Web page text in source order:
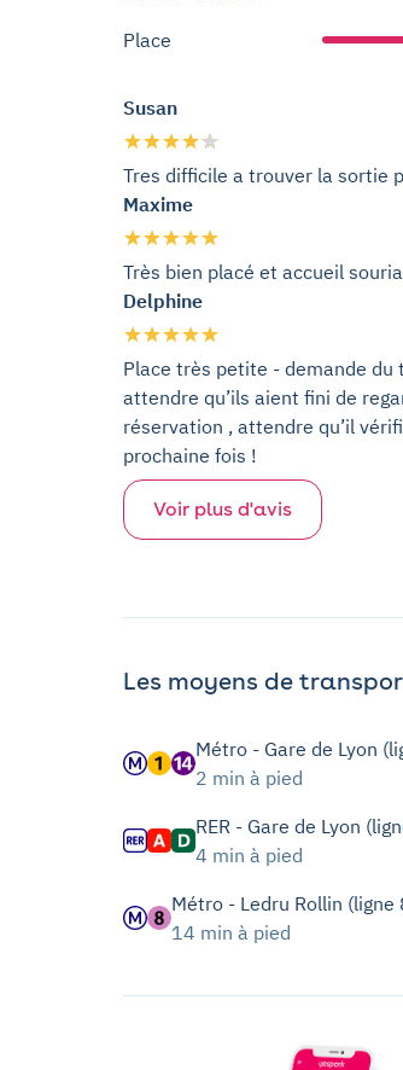
Place
Susan
Tres difficile a trouver la sortie
Maxime
Très bien placé et accueil
Delphine
Place très petite - demande du
attendre qu’ils aient fini de
réservation , attendre qu’il
prochaine fois !
Voir plus d'avis
Les moyens de
Métro - Gare de Lyon
2 min à pied
RER - Gare de Lyon
4 min à pied
Métro - Ledru Rollin (ligne
14 min à pied